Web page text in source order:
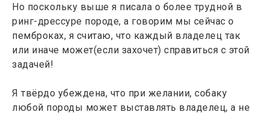
Но поскольку выше я писала о более трудной в
ринг-дрессуре породе, а говорим мы сейчас о
пемброках, я считаю, что каждый владелец так
или иначе может(если захочет) справиться с этой
задачей!
Я твёрдо убеждена, что при желании, собаку
любой породы может выставлять владелец, а не